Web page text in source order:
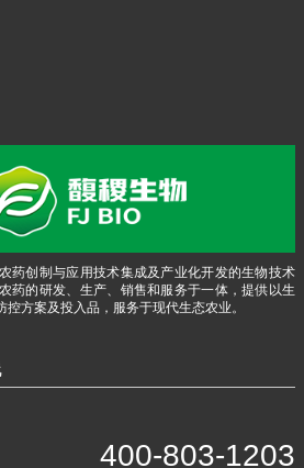
药创制与应用技术集成及产业化开发的生物技术
药的研发、生产、销售和服务于一体，提供以生
方案及投入品，服务于现代生态农业。
400-803-1203